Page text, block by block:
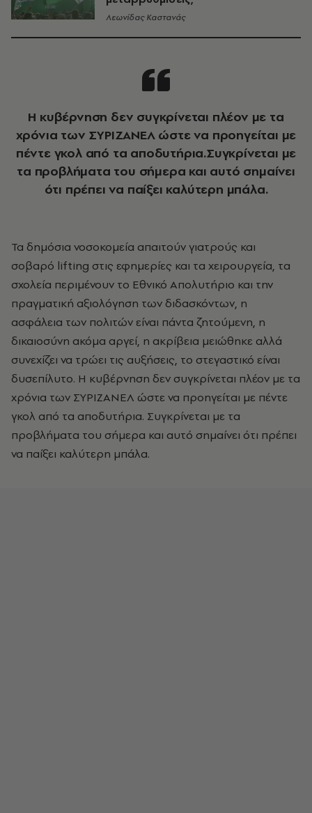
Λεωνίδας Καστανάς
Η κυβέρνηση δεν συγκρίνεται πλέον με τα
χρόνια των ΣΥΡΙΖΑΝΕΛ ώστε να προηγείται με
πέντε γκολ από τα αποδυτήρια.Συγκρίνεται με
τα προβλήματα του σήμερα και αυτό σημαίνει
ότι πρέπει να παίξει καλύτερη μπάλα.
Τα δημόσια νοσοκομεία απαιτούν γιατρούς και
σοβαρό lifting στις εφημερίες και τα χειρουργεία, τα
σχολεία περιμένουν το Εθνικό Απολυτήριο και την
πραγματική αξιολόγηση των διδασκόντων, η
ασφάλεια των πολιτών είναι πάντα ζητούμενη, η
δικαιοσύνη ακόμα αργεί, η ακρίβεια μειώθηκε αλλά
συνεχίζει να τρώει τις αυξήσεις, το στεγαστικό είναι
δυσεπίλυτο. Η κυβέρνηση δεν συγκρίνεται πλέον με τα
χρόνια των ΣΥΡΙΖΑΝΕΛ ώστε να προηγείται με πέντε
γκολ από τα αποδυτήρια. Συγκρίνεται με τα
προβλήματα του σήμερα και αυτό σημαίνει ότι πρέπει
να παίξει καλύτερη μπάλα.